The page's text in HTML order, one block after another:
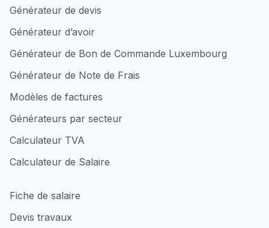
Générateur de devis
Générateur d’avoir
Générateur de Bon de Commande Luxembourg
Générateur de Note de Frais
Modèles de factures
Générateurs par secteur
Calculateur TVA
Calculateur de Salaire
Fiche de salaire
Devis travaux